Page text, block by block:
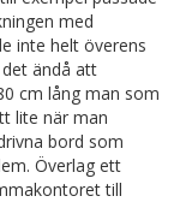
med
inte helt överens
ändå att
cm lång man som
lite när man
bord som
Överlag ett
till